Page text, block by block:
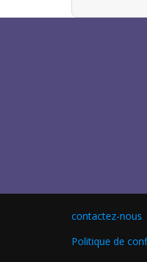
contactez-nous
Politique de